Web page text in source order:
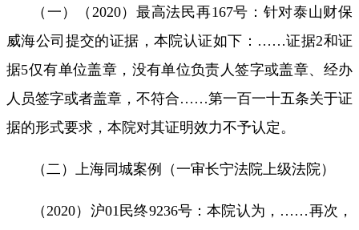
（一）（ 2020）最高法民再167号：针对泰山财保
威海公司提交的证据，本院认证如下： ……证据2和证
据5仅有单位盖章，没有单位负责人签字或盖章、经办
人员签字或者盖章，不符合……第一百一十五条关于证
据的形式要求，本院对其证明效力不予认定。
（二）上海同城案例（一审长宁法院上级法院）
（ 2020）沪01 民终9236号：本院认为， ……再次，